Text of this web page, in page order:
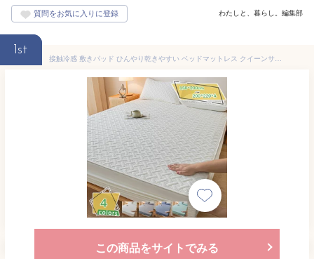
わたしと、暮らし。編集部
1st
接触冷感 敷きパッド ひんやり乾きやすい ベッドマットレス クイーンサイズ 1点 敷き布団パッド おしゃれ 夏 サラサラして快適 お肌に優しい ベッドシーツ 寝具 3点 マットレスパッド シングル リバーシブル シワにならない RaogtCYU
この商品をサイトでみる